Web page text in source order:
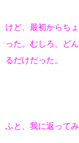
けど、最初からち
った。むしろ、ど
るだけだった。
ふと、我に返って